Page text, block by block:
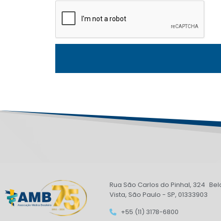
Rua São Carlos do Pinhal, 324
Vista, São Paulo - SP, 01333903
+55 (11) 3178-6800